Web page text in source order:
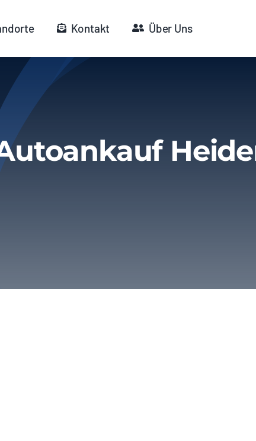
Kontakt Über Uns